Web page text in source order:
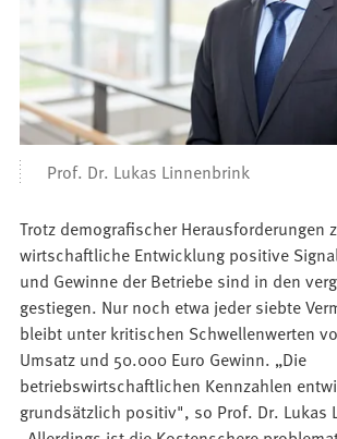
Prof. Dr. Lukas Linnenbrink
Trotz demografischer Herausforderungen
wirtschaftliche Entwicklung positive
und Gewinne der Betriebe sind in den
gestiegen. Nur noch etwa jeder siebte
bleibt unter kritischen Schwellenwerten
Umsatz und 50.000 Euro Gewinn. „Die
betriebswirtschaftlichen Kennzahlen
grundsätzlich positiv", so Prof. Dr. Lukas